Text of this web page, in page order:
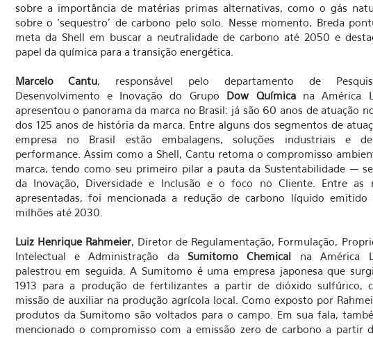
sobre a importância de matérias primas alternativas, como o gás
sobre o 'sequestro' de carbono pelo solo. Nesse momento, Breda
meta da Shell em buscar a neutralidade de carbono até 2050 e
papel da química para a transição energética.
Marcelo Cantu, responsável pelo departamento de
Desenvolvimento e Inovação do
Grupo Dow Químicana América
apresentou o panorama da marca no Brasil: já são 60 anos de atuação
dos 125 anos de história da marca. Entre alguns dos segmentos de
empresa no Brasil estão embalagens, soluções industriais e
performance. Assim como a Shell, Cantu retoma o compromisso
marca, tendo como seu primeiro pilar a pauta da Sustentabilidade —
da Inovação, Diversidade e Inclusão e o foco no Cliente. Entre as
apresentadas, foi mencionada a redução de carbono líquido emitido
milhões até 2030.
Luiz Henrique Rahmeier, Diretor de Regulamentação, Formulação,
Intelectual e Administração da Sumitomo Chemical na América
palestrou em seguida. A Sumitomo é uma empresa japonesa que
1913 para a produção de fertilizantes a partir de dióxido sulfúrico,
missão de auxiliar na produção agrícola local. Como exposto por
produtos da Sumitomo são voltados para o campo. Em sua fala,
mencionado o compromisso com a emissão zero de carbono a partir